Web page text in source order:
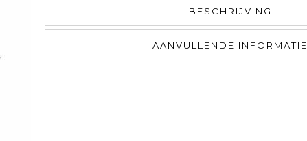
BESCHRIJVING
AANVULLENDE INFORMATIE